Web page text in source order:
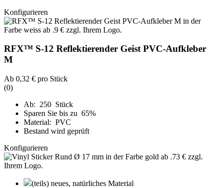
Konfigurieren
RFX™ S-12 Reflektierender Geist PVC-Aufkleber
M
Ab 0,32 € pro Stück
(0)
Ab: 250 Stück
Sparen Sie bis zu 65%
Material: PVC
Bestand wird geprüft
Konfigurieren
(teils) neues, natürliches Material